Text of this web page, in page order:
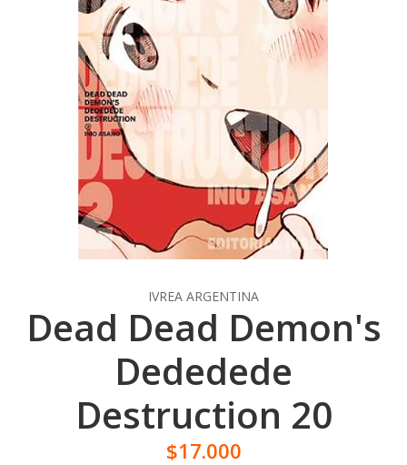
IVREA ARGENTINA
Dead Dead Demon's
Dededede
Destruction 20
$17.000